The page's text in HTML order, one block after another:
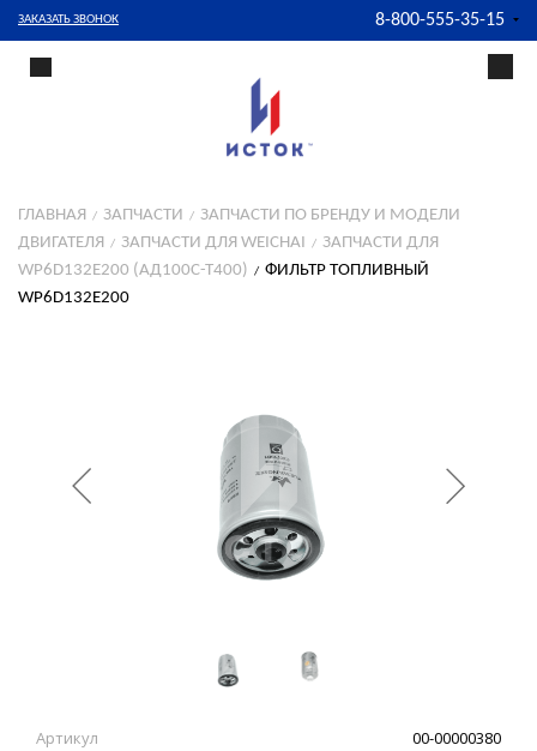
ЗАКАЗАТЬ ЗВОНОК 8-800-555-35-15
ГЛАВНАЯ ЗАПЧАСТИ
ЗАПЧАСТИ ПО БРЕНДУ И МОДЕЛИ
ДВИГАТЕЛЯ
ЗАПЧАСТИ ДЛЯ WEICHAI
ЗАПЧАСТИ ДЛЯ
WP6D132E200 (АД100С-Т400)
ФИЛЬТР ТОПЛИВНЫЙ
WP6D132E200
Артикул
00-00000380